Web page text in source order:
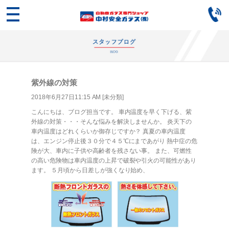
紫外線の対策
2018年6月27日11:15 AM [未分類]
こんにちは、ブログ担当です。 車内温度を早く下げる、紫
外線の対策・・・そんな悩みを解決しませんか。 炎天下の
車内温度はどれくらいか御存じですか？ 真夏の車内温度
は、エンジン停止後３０分で４５℃にまであがり 熱中症の危
険が大、車内に子供や高齢者を残さない事。 また、可燃性
の高い危険物は車内温度の上昇で破裂や引火の可能性があり
ます。 ５月頃から日差しが強くなり始め、